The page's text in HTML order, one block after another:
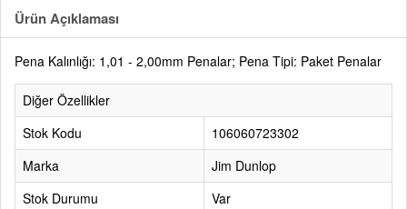
Ürün Açıklaması
Pena Kalınlığı: 1,01 - 2,00mm Penalar; Pena Tipi: Paket Penalar
Diğer Özellikler
Stok Kodu
106060723302
Marka
Jim Dunlop
Stok Durumu
Var